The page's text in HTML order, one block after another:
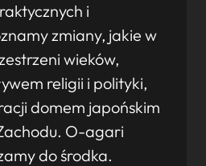
i
zmiany, jakie w
wieków,
religii i polityki,
domem japońskim
O-agari
do środka.